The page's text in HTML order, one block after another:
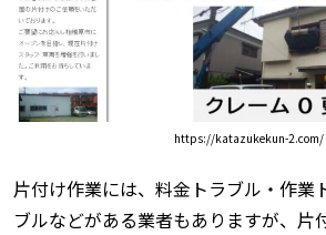
https://katazukekun-2.com/
片付け作業には、料金トラブル・作業
ブルなどがある業者もありますが、片